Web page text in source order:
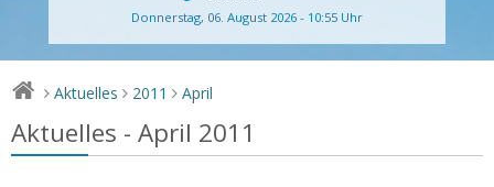
Donnerstag, 06. August 2026 - 10:55 Uhr
> Aktuelles > 2011 > April
Aktuelles - April 2011